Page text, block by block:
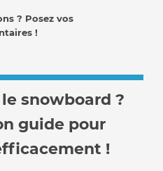
? Posez vos
!
snowboard ?
guide pour
!